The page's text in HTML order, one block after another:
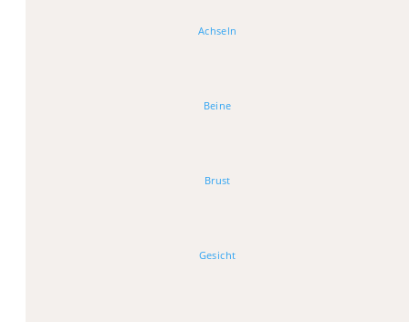
Achseln
Beine
Brust
Gesicht